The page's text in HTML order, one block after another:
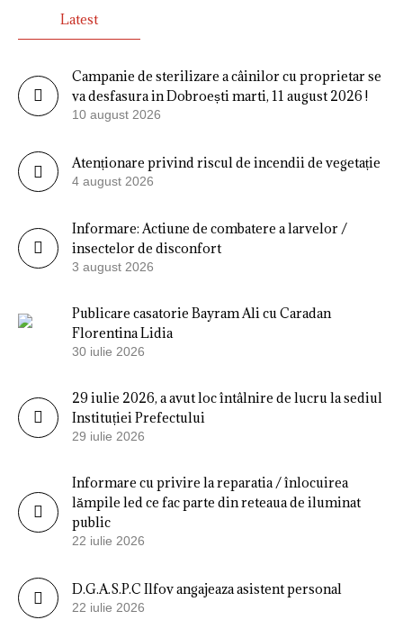
Latest
Campanie de sterilizare a câinilor cu proprietar se
va desfasura in Dobroești marti, 11 august 2026 !
10 august 2026
Atenționare privind riscul de incendii de vegetație
4 august 2026
Informare: Actiune de combatere a larvelor /
insectelor de disconfort
3 august 2026
Publicare casatorie Bayram Ali cu Caradan
Florentina Lidia
30 iulie 2026
29 iulie 2026, a avut loc întâlnire de lucru la sediul
Instituției Prefectului
29 iulie 2026
Informare cu privire la reparatia / înlocuirea
lămpile led ce fac parte din reteaua de iluminat
public
22 iulie 2026
D.G.A.S.P.C Ilfov angajeaza asistent personal
22 iulie 2026